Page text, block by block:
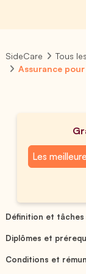
SideCare
Tous
Assurance
Les
Définition et
Diplômes et
Conditions et